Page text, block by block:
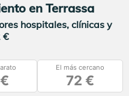
en Terrassa
hospitales, clínicas y
€
El más cercano
72 €